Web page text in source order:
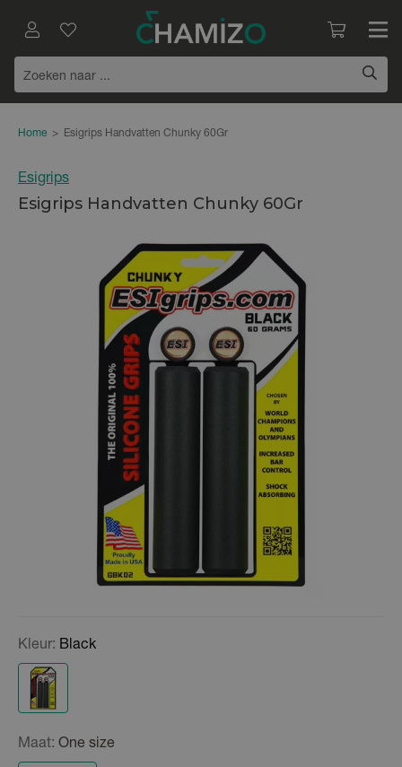
Home > Esigrips Handvatten Chunky 60Gr
Esigrips
Esigrips Handvatten Chunky 60Gr
Kleur: Black
Maat: One size